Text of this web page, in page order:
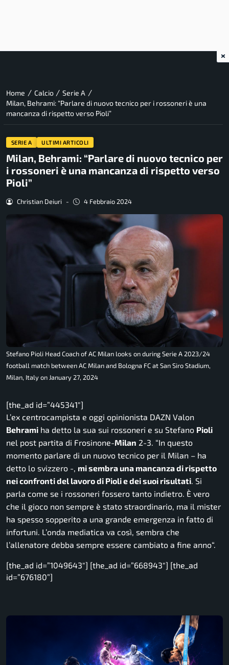
Home / Calcio / Serie A /
Milan, Behrami: “Parlare di nuovo tecnico per i rossoneri è una
mancanza di rispetto verso Pioli”
SERIE A ULTIMI ARTICOLI
Milan, Behrami: “Parlare di nuovo tecnico per
i rossoneri è una mancanza di rispetto verso
Pioli”
Christian Deiuri - 4 Febbraio 2024
Stefano Pioli Head Coach of AC Milan looks on during Serie A 2023/24
football match between AC Milan and Bologna FC at San Siro Stadium,
Milan, Italy on January 27, 2024
[the_ad id=”445341″]
L’ex centrocampista e oggi opinionista DAZN Valon
Behrami ha detto la sua sui rossoneri e su Stefano Pioli
nel post partita di Frosinone-Milan 2-3. “In questo
momento parlare di un nuovo tecnico per il Milan – ha
detto lo svizzero -, mi sembra una mancanza di rispetto
nei confronti del lavoro di Pioli e dei suoi risultati. Si
parla come se i rossoneri fossero tanto indietro. È vero
che il gioco non sempre è stato straordinario, ma il mister
ha spesso sopperito a una grande emergenza in fatto di
infortuni. L’onda mediatica va così, sembra che
l’allenatore debba sempre essere cambiato a fine anno“.
[the_ad id=”1049643″] [the_ad id=”668943″] [the_ad
id=”676180”]
×